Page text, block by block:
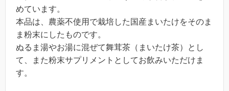
めています。
本品は、農薬不使用で栽培した国産まいたけをそのま
ま粉末にしたものです。
ぬるま湯やお湯に混ぜて舞茸茶（まいたけ茶）とし
て、また粉末サプリメントとしてお飲みいただけま
す。